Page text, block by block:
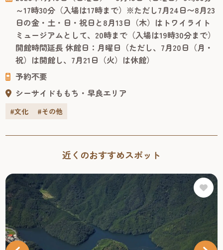
でお土産も販売されています。 湯船につかりながら，遠く
博多湾まで一望できる大パノラマ！お湯はミネラル豊富な
天然湧水100%，ウォーキングでかいた汗を流して，心も体
もリフレッシュ！ 「湧水千石の郷」所在地：福岡市早良区
石釜333-2アクセス：西鉄バス停「陽光台」下車後，千石の
郷へ電話し，送迎車で移動。TEL：092-872-4141営業時間：
大浴場 10時～22時（受付21時まで）定休日：月曜日 続いて
は，「湧水千石の郷」から車で約15分の「農家バイキング
ゆう」に食事へ。 その名の通り，バイキング形式のお店。
地元の野菜を使った料理が豊富で，鶏肉は華味鳥を使用
飲み物も充実しています。 無添加・化学調味料未使用で，
放的で明るく，木の温かみを感じます。授乳室，キッズス
ペースも完備されており，子ども連れが多く，ママ友会が
多く行われています。 田舎の風景を眺めながら，ほっこり
とした気持ちで，優しい料理を味わってみてはいかがで
しょうか。 「農家バイキング ゆう」所在地：福岡市早良区
大字小笠木71-4アクセス：西鉄バス停「早良高校前」から
徒歩約１７分TEL：092-519-1518営業時間：11:00～15:00定休
日：月曜日 続いては，「農家バイキング ゆう」から徒歩約
にも表具にも趣向が凝らされた珠玉の化物絵はもちろんの
こと、これらを描いた／みた／コレクションした人々の姿
にも、人間くさい魅力が詰まっています。 福岡市博物館に
は日本有数の幽霊・妖怪画コレ...
～17時30分（入場は17時まで）※ただし7月24日〜8月23
日の金・土・日・祝日と8月13日（木）はトワイライト
ミュージアムとして、20時まで（入場は19時30分まで）
開館時間延長 休館日：月曜日（ただし、7月20日（月・
祝）は開館し、7月21日（火）は休館）
予約不要
シーサイドももち・早良エリア
#文化 #その他
近くのおすすめスポット